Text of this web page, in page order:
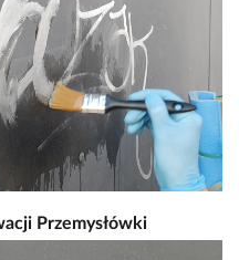
Przemysłówki